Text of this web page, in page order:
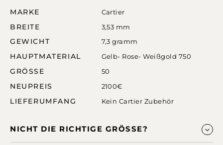
MARKE Cartier
BREITE 3,53 mm
GEWICHT 7,3 gramm
HAUPTMATERIAL Gelb- Rose- Weißgold 750
GRÖSSE 50
NEUPREIS 2100€
LIEFERUMFANG Kein Cartier Zubehör
NICHT DIE RICHTIGE GRÖSSE?